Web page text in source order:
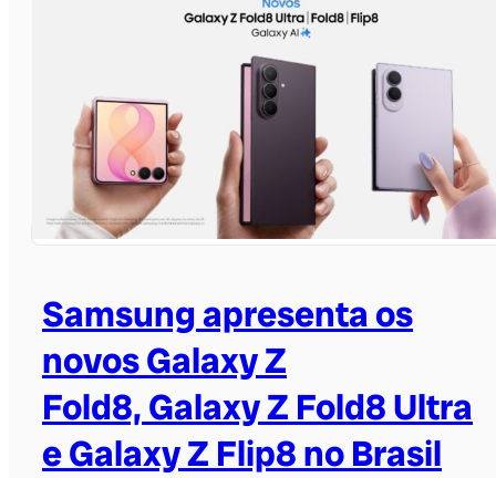
Samsung apresenta os
novos Galaxy Z
Fold8, Galaxy Z Fold8 Ultra
e Galaxy Z Flip8 no Brasil